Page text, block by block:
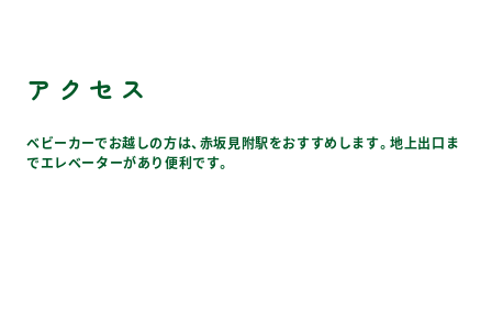
アクセス
ベビーカーでお越しの方は、赤坂見附駅をおすすめします。地上出口ま
でエレベーターがあり便利です。